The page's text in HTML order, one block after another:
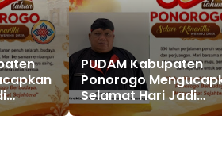
ke
- 11
PUDAM Kabupaten
Ponorogo
Selamat Hari Jadi
Kabupaten